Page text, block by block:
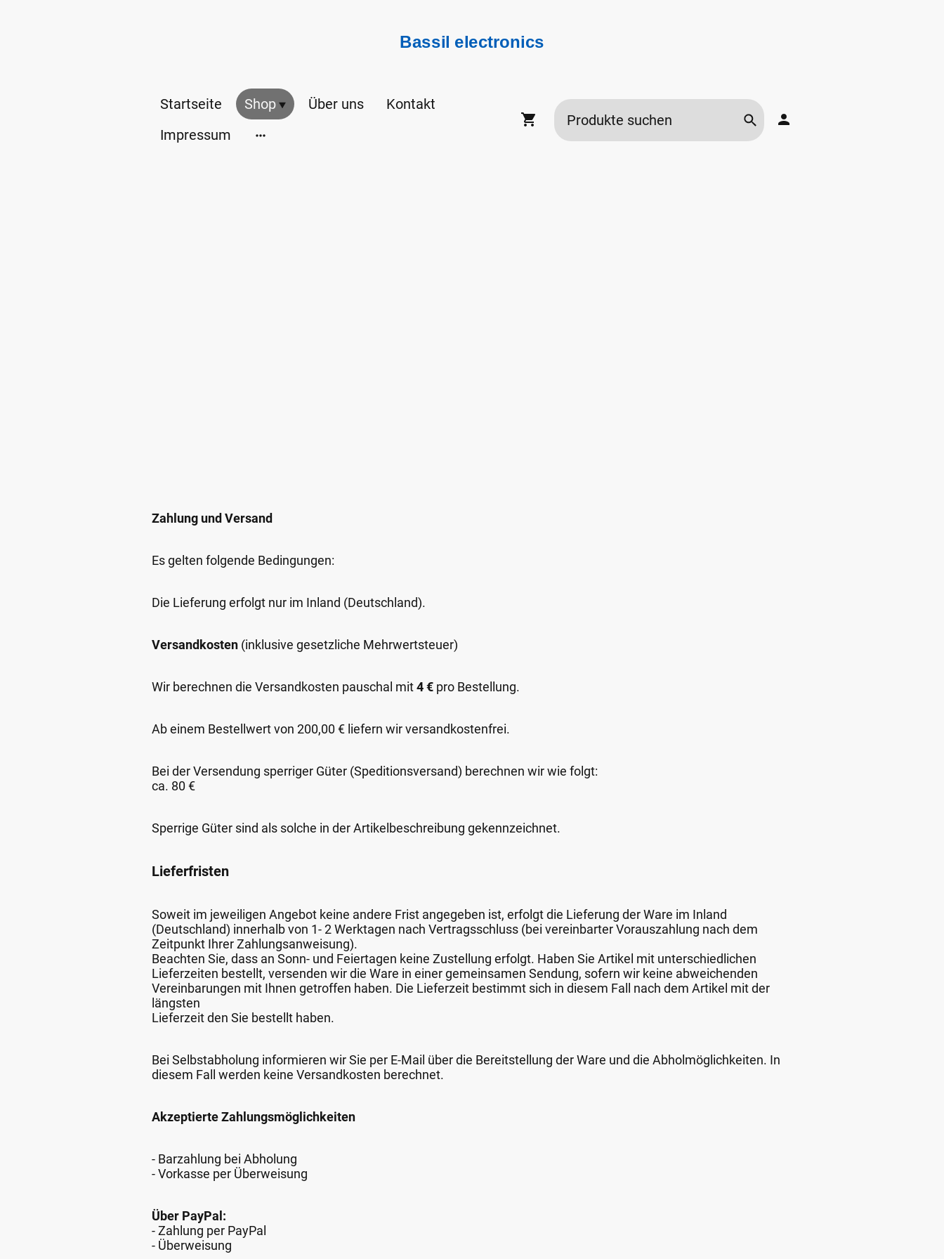
Bassil electronics
Startseite Shop Über uns
Kontakt
Impressum
Zahlung und Versand
Es gelten folgende Bedingungen:
Die Lieferung erfolgt nur im Inland (Deutschland).
Versandkosten (inklusive gesetzliche Mehrwertsteuer)
Wir berechnen die Versandkosten pauschal mit4 € pro Bestellung.
Ab einem Bestellwert von 200,00 € liefern wir versandkostenfrei.
Bei der Versendung sperriger Güter (Speditionsversand) berechnen wir wie folgt:
ca. 80 €
Sperrige Güter sind als solche in der Artikelbeschreibung gekennzeichnet.
Lieferfristen
Soweit im jeweiligen Angebot keine andere Frist angegeben ist, erfolgt die Lieferung der Ware im Inland
(Deutschland) innerhalb von 1- 2 Werktagen nach Vertragsschluss (bei vereinbarter Vorauszahlung nach dem
Zeitpunkt Ihrer Zahlungsanweisung).
Beachten Sie, dass an Sonn- und Feiertagen keine Zustellung erfolgt. Haben Sie Artikel mit unterschiedlichen
Lieferzeiten bestellt, versenden wir die Ware in einer gemeinsamen Sendung, sofern wir keine abweichenden
Vereinbarungen mit Ihnen getroffen haben. Die Lieferzeit bestimmt sich in diesem Fall nach dem Artikel mit der
längsten
Lieferzeit den Sie bestellt haben.
Bei Selbstabholung informieren wir Sie per E-Mail über die Bereitstellung der Ware und die Abholmöglichkeiten. In
diesem Fall werden keine Versandkosten berechnet.
Akzeptierte Zahlungsmöglichkeiten
- Barzahlung bei Abholung
- Vorkasse per Überweisung
Über PayPal:
- Zahlung per PayPal
- Überweisung